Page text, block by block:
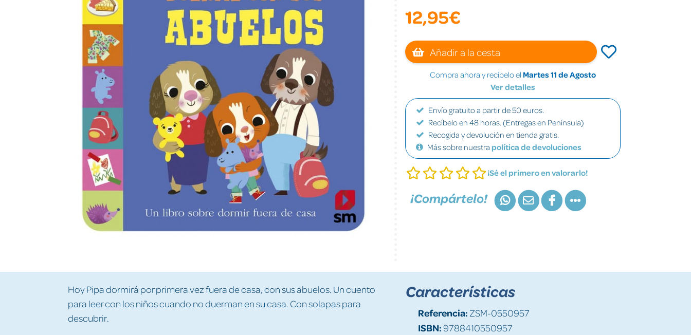
12,95€
Añadir a la cesta
Compra ahora y recíbelo el Martes 11 de Agosto
Ver detalles
Envío gratuito a partir de 50 euros.
Recíbelo en 48 horas. (Entregas en Península)
Recogida y devolución en tienda gratis.
Más sobre nuestra política de devoluciones
¡Sé el primero en valorarlo!
¡Compártelo!
Hoy Pipa dormirá por primera vez fuera de casa, con sus abuelos. Un cuento
para leer con los niños cuando no duerman en su casa. Con solapas para
descubrir.
Características
Referencia: ZSM-0550957
ISBN:9788410550957